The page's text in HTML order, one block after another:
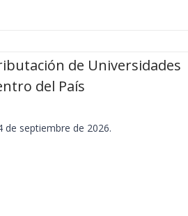
de Universidades
del País
de septiembre de 2026.